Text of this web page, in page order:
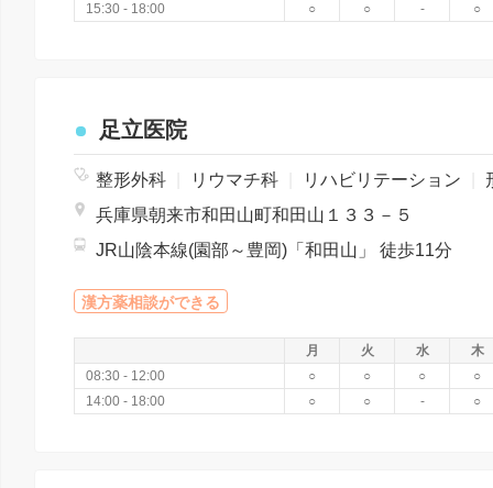
15:30 - 18:00
○ ○ - ○
足立医院
整形外科 リウマチ科 リハビリテーション
形
兵庫県朝来市和田山町和田山１３３－５
JR山陰本線(園部～豊岡)「和田山」 徒歩11分
漢方薬相談ができる
月 火 水
木
08:30 - 12:00
○ ○ ○
○
14:00 - 18:00
○ ○ - ○